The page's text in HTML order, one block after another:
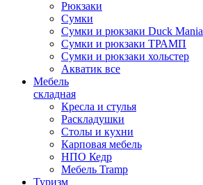
Рюкзаки
Сумки
Сумки и рюкзаки Duck Mania
Сумки и рюкзаки ТРАМП
Сумки и рюкзаки хольстер
Акватик все
Мебель
складная
Кресла и стулья
Раскладушки
Столы и кухни
Карповая мебель
НПО Кедр
Мебель Tramp
Туризм